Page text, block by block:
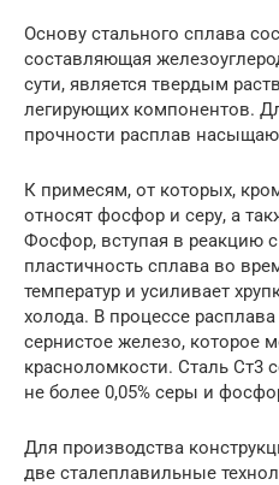
Основу стального сплава
составляющая
сути, является твердым
легирующих компонентов.
прочности расплав
К примесям, от которых,
относят фосфор и серу, а
Фосфор, вступая в реакцию
пластичность сплава во
температур и усиливает
холода. В процессе
сернистое железо, которое
красноломкости. Сталь Ст3
не более 0,05% серы и
Для производства
две сталеплавильные